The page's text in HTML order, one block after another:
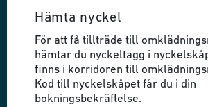
Hämta nyckel
För att få tillträde till
hämtar du nyckeltagg i
finns i korridoren till
Kod till nyckelskåpet får du i din
bokningsbekräftelse.